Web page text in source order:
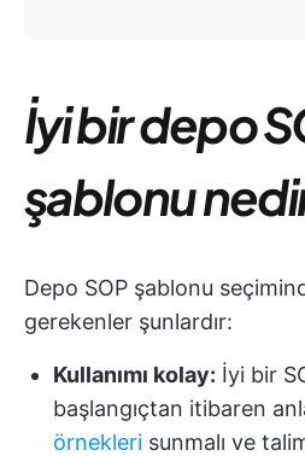
İyi bir depo
şablonu
Depo SOP şablonu
gerekenler şunlardır:
Kullanımı kolay: İyi bir
başlangıçtan itibaren
örnekleri sunmalı ve